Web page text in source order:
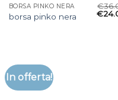
BORSA PINKO NERA
borsa pinko nera
€
€
In offerta!